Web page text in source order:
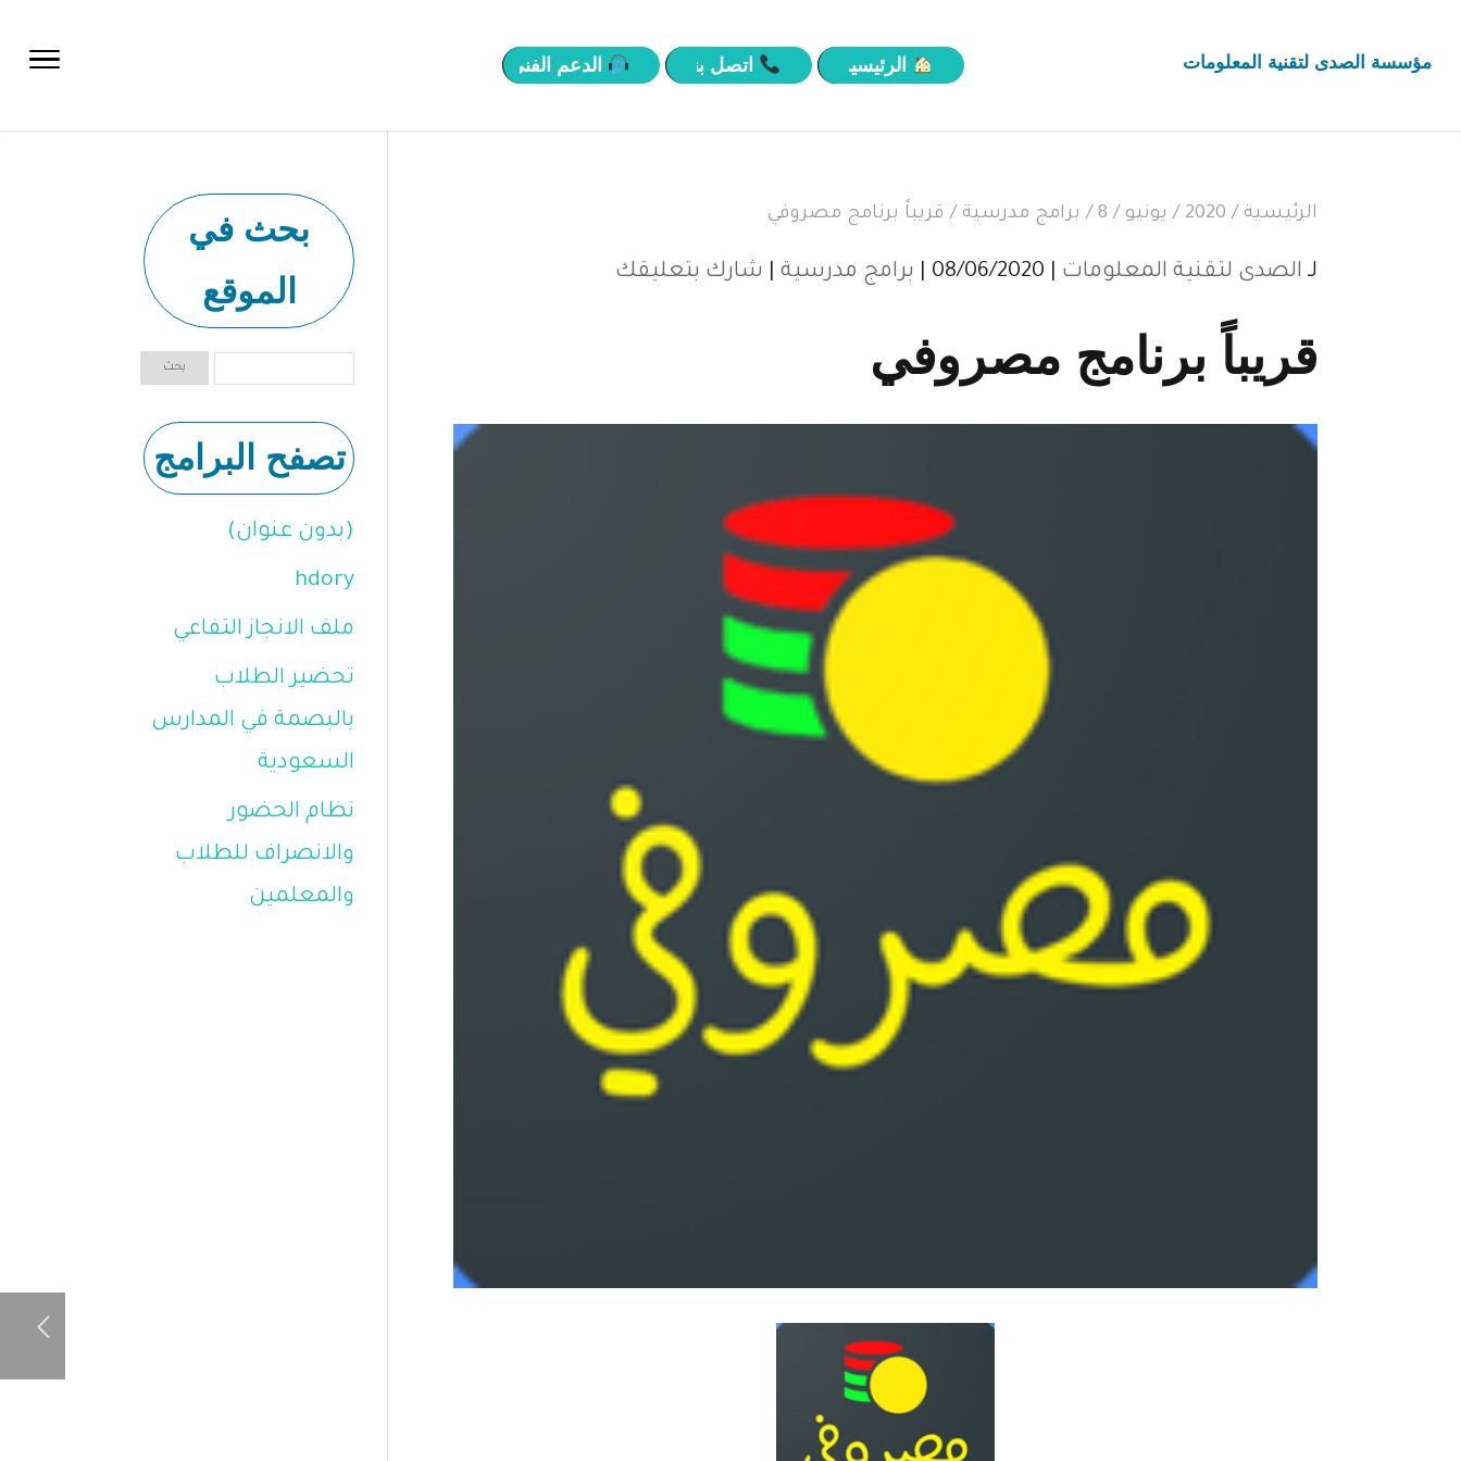
مؤسسة الصدى لتقنية المعلومات الرئيسية اتصل بنا الدعم الفني
الرئيسية /
2020
/ يونيو /
8
/ برامج مدرسية / قريباً برنامج مصروفي
لـ الصدى لتقنية المعلومات برامج مدرسية شارك بتعليقك
قريباً برنامج مصروفي
بحث في
الموقع
تصفح البرامج
(بدون عنوان)
hdory
ملف الانجاز التفاعي
تحضير الطلاب
بالبصمة في المدارس
السعودية
نظام الحضور
والانصراف للطلاب
والمعلمين